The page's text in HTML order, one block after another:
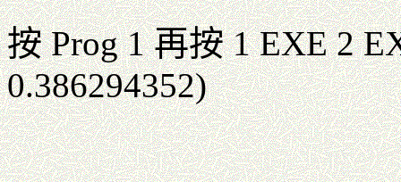
按 Prog 1 再按 1 EXE 2
0.386294352)